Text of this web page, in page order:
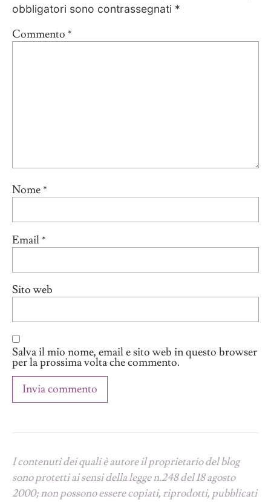
obbligatori sono contrassegnati *
Commento *
Nome*
Email*
Sito web
Salva il mio nome, email e sito web in questo browser
per la prossima volta che commento.
I contenuti dei quali è autore il proprietario del blog
sono protetti ai sensi della legge n.248 del 18 agosto
2000; non possono essere copiati, riprodotti, pubblicati